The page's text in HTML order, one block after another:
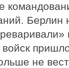
Берлин
не